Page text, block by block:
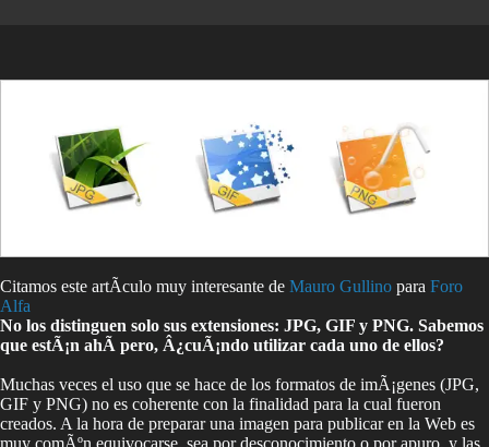
Citamos este artÃ­culo muy interesante de Mauro Gullino para Foro
Alfa
No los distinguen solo sus extensiones: JPG, GIF y PNG. Sabemos
que estÃ¡n ahÃ­ pero, Â¿cuÃ¡ndo utilizar cada uno de ellos?
Muchas veces el uso que se hace de los formatos de imÃ¡genes (JPG,
GIF y PNG) no es coherente con la finalidad para la cual fueron
creados. A la hora de preparar una imagen para publicar en la Web es
muy comÃºn equivocarse, sea por desconocimiento o por apuro, y las